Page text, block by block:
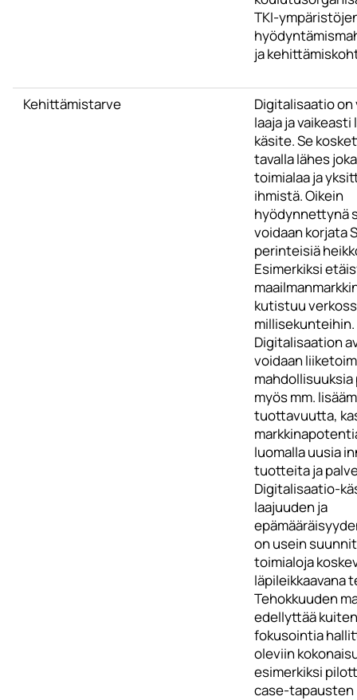
TKI-
ja
Kehittämistarve
Digitalisaatio on
laaja ja
käsite. Se
tavalla lähes
toimialaa ja
ihmistä. Oikein
hyödynnettynä
voidaan korjata
perinteisiä
Esimerkiksi
kutistuu
millisekunteihin.
Digitalisaation
voidaan
mahdollisuuksia
myös mm.
tuottavuutta,
luomalla uusia
tuotteita ja
Digitalisaatio-
laajuuden ja
on usein
toimialoja
läpileikkaavana
Tehokkuuden
edellyttää
fokusointia
oleviin
esimerkiksi
case-tapausten